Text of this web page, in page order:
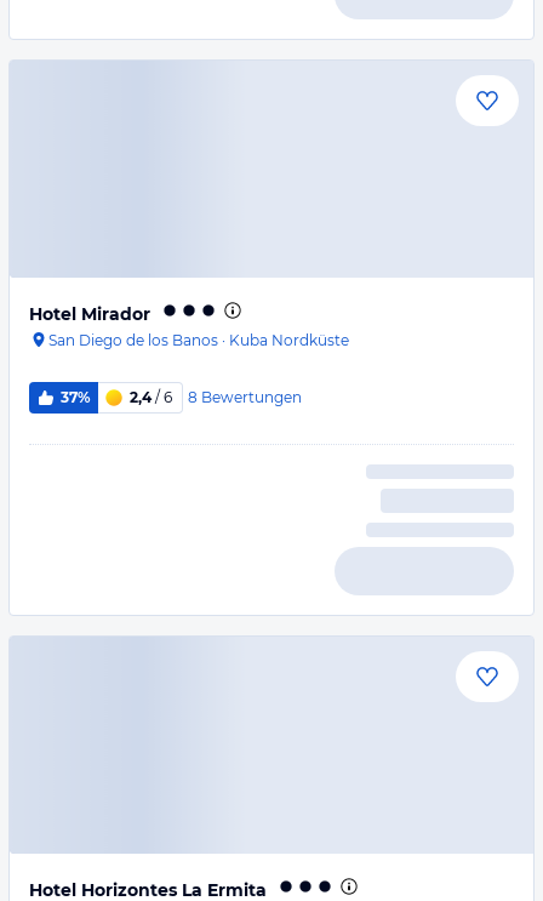
Hotel Mirador
San Diego de los Banos · Kuba Nordküste
37% 2,4/ 6 8 Bewertungen
Hotel Horizontes La Ermita